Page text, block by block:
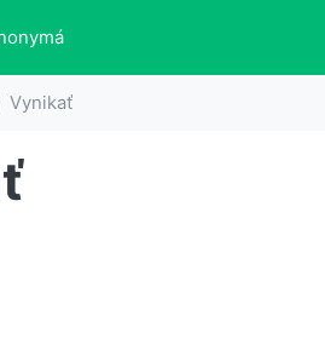
(aktualne)
Vynikať